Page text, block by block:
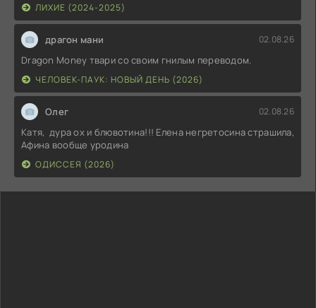
ЛИХИЕ (2024-2025)
драгон мани 02.08.26
Dragon Money твари со своим гнилым переводом.
ЧЕЛОВЕК-ПАУК: НОВЫЙ ДЕНЬ (2026)
Олег 02.08.26
Катя, дура ох и блювотина!!! Елена негретосина страшила,
Афина вообще уродина
ОДИССЕЯ (2026)